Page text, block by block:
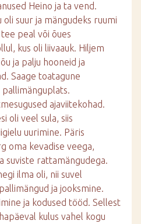
Heino ja ta vend.
oli suur ja mängudeks ruumi
peal või õues
kus oli liivaauk. Hiljem
ja palju hooneid ja
Saage toatagune
ajaviitekohad.
oli veel sula, siis
uurimine. Päris
oma kevadise veega,
suviste rattamängudega.
ilma oli, nii suvel
ja jooksmine.
ja kodused tööd. Sellest
kulus vahel kogu